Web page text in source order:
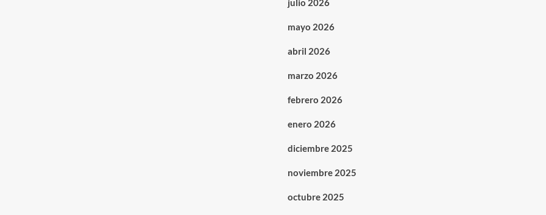
julio 2026
mayo 2026
abril 2026
marzo 2026
febrero 2026
enero 2026
diciembre 2025
noviembre 2025
octubre 2025